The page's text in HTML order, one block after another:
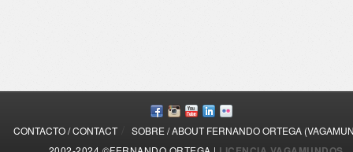
CONTACTO / CONTACT
SOBRE / ABOUT FERNANDO ORTEGA